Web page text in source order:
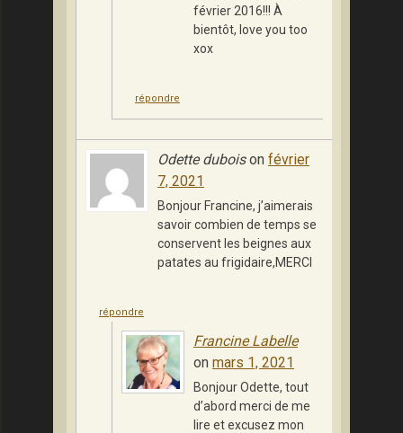
février 2016!!! À
bientôt, love you too
xox
répondre
Odette duboison février
7, 2021
Bonjour Francine, j’aimerais
savoir combien de temps se
conservent les beignes aux
patates au frigidaire,MERCI
répondre
Francine Labelle
on mars 1, 2021
Bonjour Odette, tout
d’abord merci de me
lire et excusez mon